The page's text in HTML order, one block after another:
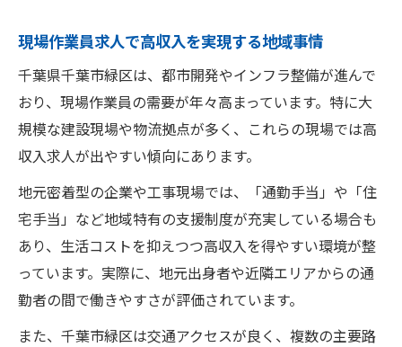
現場作業員求人で高収入を実現する地域事情
千葉県千葉市緑区は、都市開発やインフラ整備が進んで
おり、現場作業員の需要が年々高まっています。特に大
規模な建設現場や物流拠点が多く、これらの現場では高
収入求人が出やすい傾向にあります。
地元密着型の企業や工事現場では、「通勤手当」や「住
宅手当」など地域特有の支援制度が充実している場合も
あり、生活コストを抑えつつ高収入を得やすい環境が整
っています。実際に、地元出身者や近隣エリアからの通
勤者の間で働きやすさが評価されています。
また、千葉市緑区は交通アクセスが良く、複数の主要路